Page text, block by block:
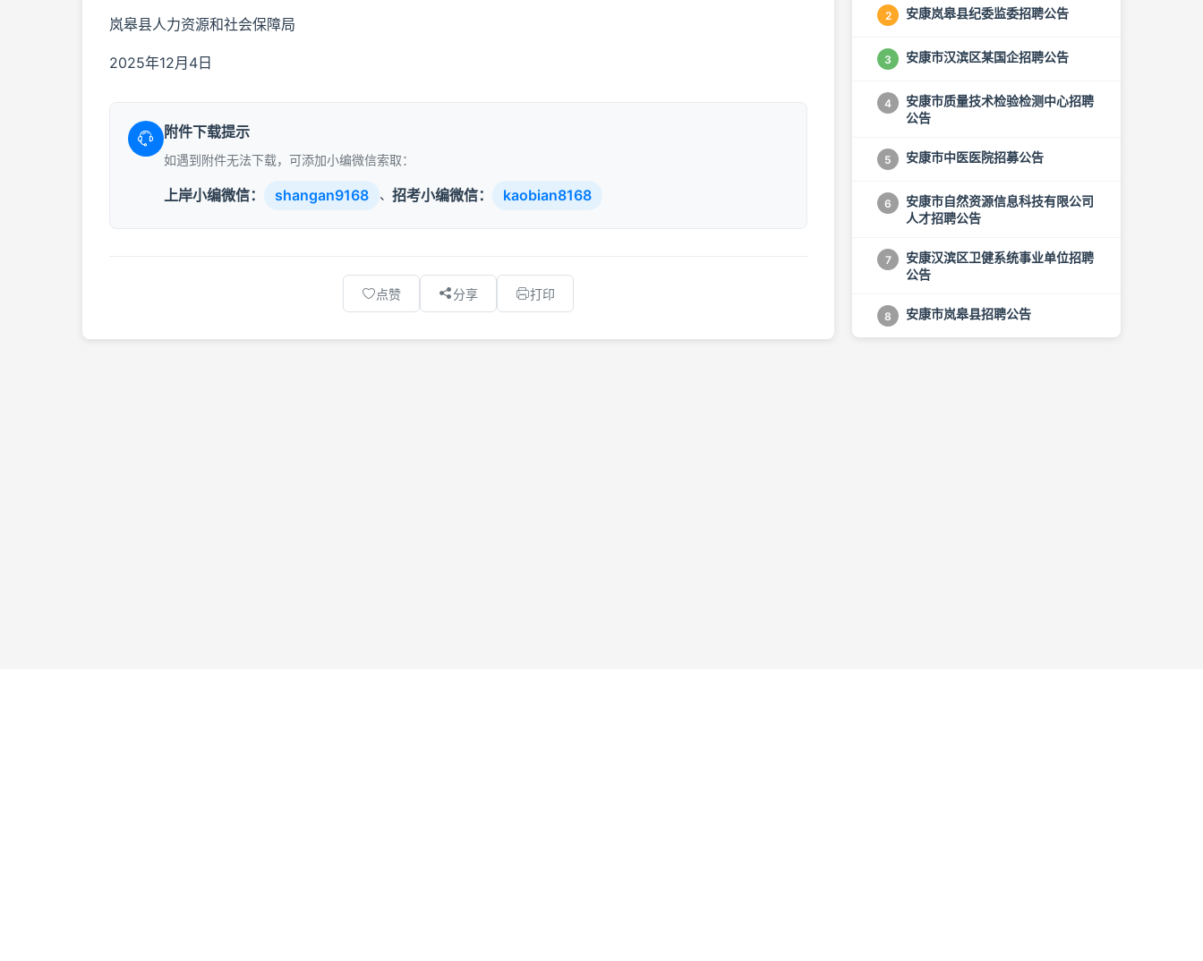
岚皋县人力资源和社会保障局
2025年12月4日
附件下载提示
如遇到附件无法下载，可添加小编微信索取：
上岸小编微信： shangan9168 、 招考小编微信： kaobian8168
点赞 分享 打印
2 安康岚皋县纪委监委招聘公告
3 安康市汉滨区某国企招聘公告
4
安康市质量技术检验检测中心招聘
公告
5 安康市中医医院招募公告
6
安康市自然资源信息科技有限公司
人才招聘公告
7
安康汉滨区卫健系统事业单位招聘
公告
8 安康市岚皋县招聘公告